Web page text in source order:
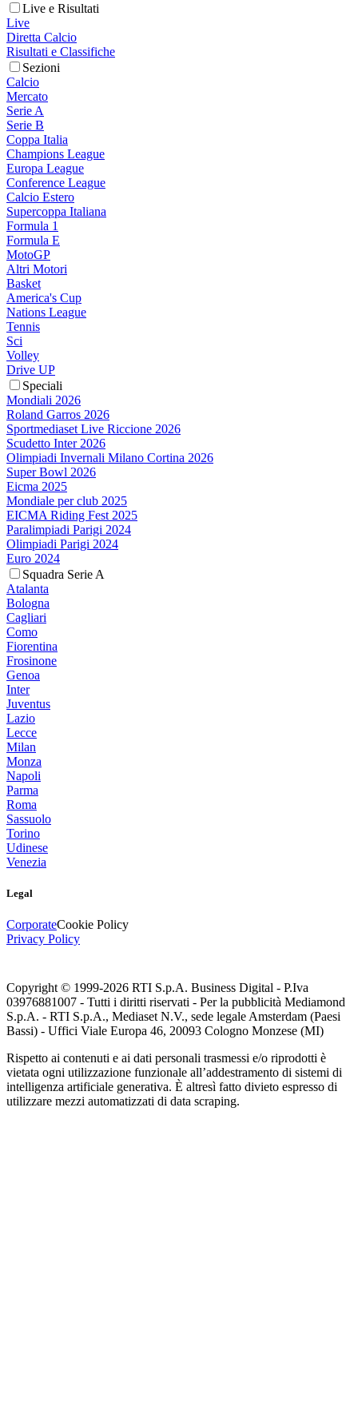
Live e Risultati
Live
Diretta Calcio
Risultati e Classifiche
Sezioni
Calcio
Mercato
Serie A
Serie B
Coppa Italia
Champions League
Europa League
Conference League
Calcio Estero
Supercoppa Italiana
Formula 1
Formula E
MotoGP
Altri Motori
Basket
America's Cup
Nations League
Tennis
Sci
Volley
Drive UP
Speciali
Mondiali 2026
Roland Garros 2026
Sportmediaset Live Riccione 2026
Scudetto Inter 2026
Olimpiadi Invernali Milano Cortina 2026
Super Bowl 2026
Eicma 2025
Mondiale per club 2025
EICMA Riding Fest 2025
Paralimpiadi Parigi 2024
Olimpiadi Parigi 2024
Euro 2024
Squadra Serie A
Atalanta
Bologna
Cagliari
Como
Fiorentina
Frosinone
Genoa
Inter
Juventus
Lazio
Lecce
Milan
Monza
Napoli
Parma
Roma
Sassuolo
Torino
Udinese
Venezia
Legal
CorporateCookie Policy
Privacy Policy
Copyright © 1999-2026 RTI S.p.A. Business Digital - P.Iva
03976881007 - Tutti i diritti riservati - Per la pubblicità Mediamond
S.p.A. - RTI S.p.A., Mediaset N.V., sede legale Amsterdam (Paesi
Bassi) - Uffici Viale Europa 46, 20093 Cologno Monzese (MI)
Rispetto ai contenuti e ai dati personali trasmessi e/o riprodotti è
vietata ogni utilizzazione funzionale all’addestramento di sistemi di
intelligenza artificiale generativa. È altresì fatto divieto espresso di
utilizzare mezzi automatizzati di data scraping.